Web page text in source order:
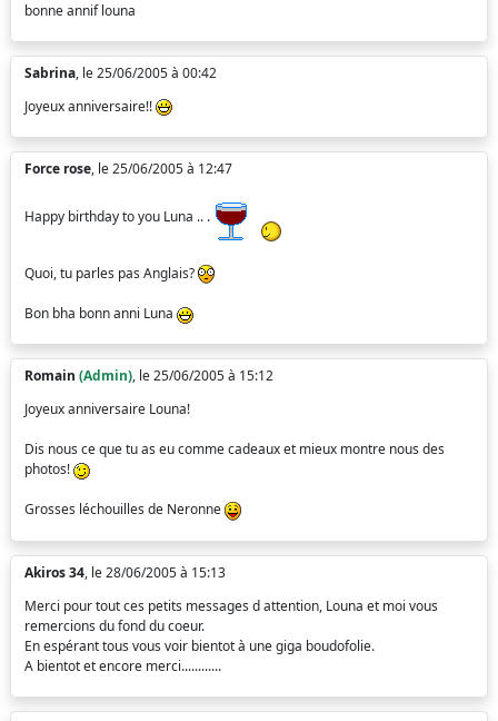
bonne annif louna
Sabrina, le 25/06/2005 à 00:42
Joyeux anniversaire!!
Force rose, le 25/06/2005 à 12:47
Happy birthday to you Luna .. .
Quoi, tu parles pas Anglais?
Bon bha bonn anni Luna
Romain (Admin), le 25/06/2005 à 15:12
Joyeux anniversaire Louna!
Dis nous ce que tu as eu comme cadeaux et mieux montre nous des
photos!
Grosses léchouilles de Neronne
Akiros 34, le 28/06/2005 à 15:13
Merci pour tout ces petits messages d attention, Louna et moi vous
remercions du fond du coeur.
En espérant tous vous voir bientot à une giga boudofolie.
A bientot et encore merci............